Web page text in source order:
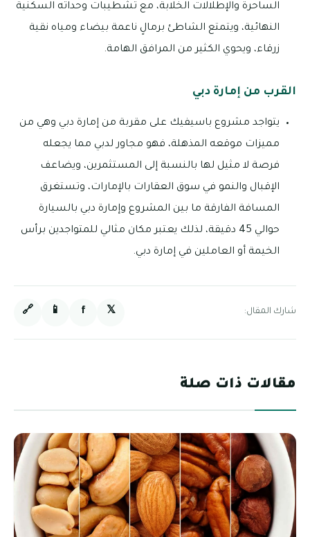
الساحرة والإطلالات الخلابة، مع تشطيبات وحداته السكنية
النهائية، ويتمتع الشاطئ برمالٍ ناعمة بيضاء ومياه نقية
زرقاء، ويحوي الكثير من المرافق الهامة.
القرب من إمارة دبي
يتواجد مشروع باسيفيك على مقربة من إمارة دبي وهي من
مميزات موقعه المذهلة، فهو مجاور لدبي مما يجعله
فرصة لا مثيل لها بالنسبة إلى المستثمرين، ويضاعف
الإقبال والنمو في سوق العقارات بالإمارات، وتستغرق
المسافة الفارقة ما بين المشروع وإمارة دبي بالسيارة
حوالي 45 دقيقة، لذلك يعتبر مكان مثالي للمتواجدين برأس
الخيمة أو العاملين في إمارة دبي.
شارك المقال: 𝕏
f
📱
🔗
مقالات ذات صلة